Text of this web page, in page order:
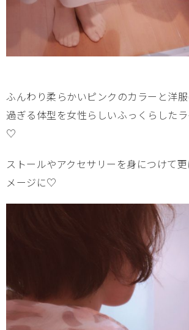
ふんわり柔らかいピンクのカラーと洋
過ぎる体型を女性らしいふっくらした
♡
ストールやアクセサリーを身につけて
メージに♡